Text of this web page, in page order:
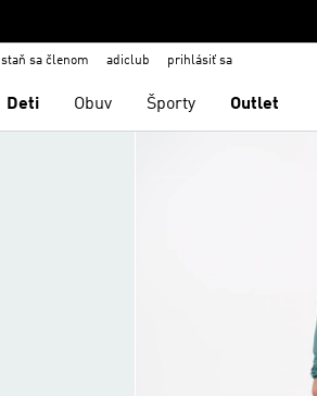
staň sa členom adiclub prihlásiť sa
Deti Obuv Športy Outlet